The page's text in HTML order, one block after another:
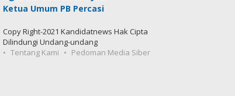
Ketua Umum PB Percasi
Copy Right-2021 Kandidatnews Hak Cipta
Dilindungi Undang-undang
Tentang Kami
Pedoman Media Siber